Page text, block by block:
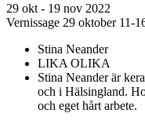
29 okt - 19 nov 2022
Vernissage 29 oktober 11-
Stina Neander
LIKA OLIKA
Stina Neander är
och i Hälsingland.
och eget hårt arbete.